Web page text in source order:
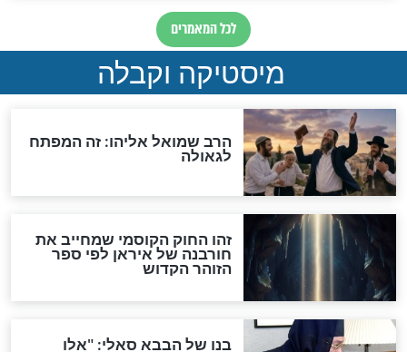
האם לאחר בוא המשיח יהיה
אפשר לחזור בתשובה?
לכל המאמרים
להמתקת הדינים וביטול